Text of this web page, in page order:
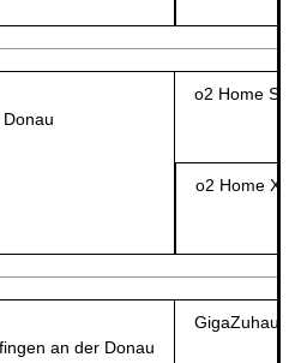
o2 Home S
o2 Home
an der Donau